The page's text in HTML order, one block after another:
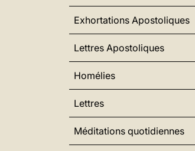
Exhortations Apostoliques
Lettres Apostoliques
Homélies
Lettres
Méditations quotidiennes